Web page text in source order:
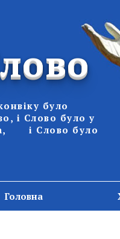
було
і Слово було у
і Слово було
Головна